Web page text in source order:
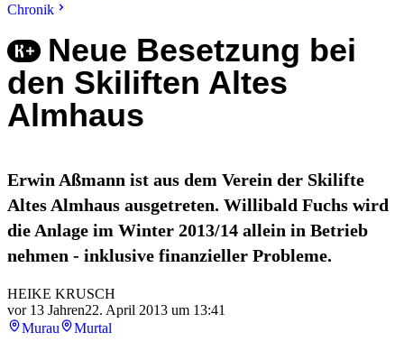
Chronik
Neue Besetzung bei
den Skiliften Altes
Almhaus
Erwin Aßmann ist aus dem Verein der Skilifte
Altes Almhaus ausgetreten. Willibald Fuchs wird
die Anlage im Winter 2013/14 allein in Betrieb
nehmen - inklusive finanzieller Probleme.
HEIKE KRUSCH
vor 13 Jahren22. April 2013 um 13:41
Murau
Murtal